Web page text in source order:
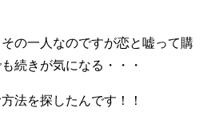
の一人なのですが恋と嘘って購
続きが気になる・・・
法を探したんです！！